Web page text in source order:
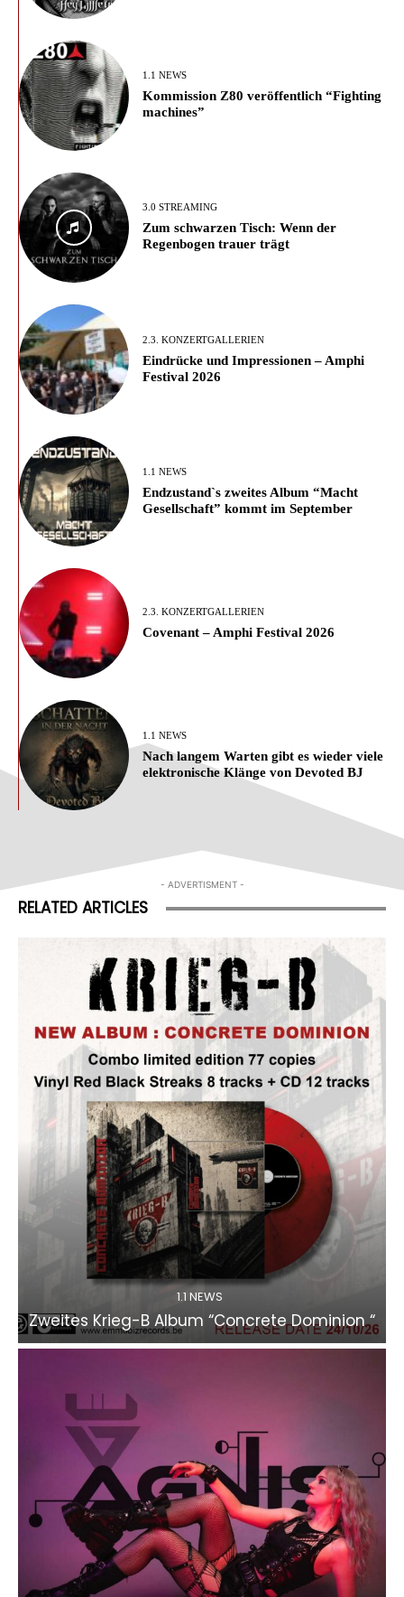
1.1 NEWS
Kommission Z80 veröffentlich “Fighting
machines”
3.0 STREAMING
Zum schwarzen Tisch: Wenn der
Regenbogen trauer trägt
2.3. KONZERTGALLERIEN
Eindrücke und Impressionen – Amphi
Festival 2026
1.1 NEWS
Endzustand`s zweites Album “Macht
Gesellschaft” kommt im September
2.3. KONZERTGALLERIEN
Covenant – Amphi Festival 2026
1.1 NEWS
Nach langem Warten gibt es wieder viele
elektronische Klänge von Devoted BJ
- ADVERTISMENT -
RELATED ARTICLES
1.1 NEWS
Zweites Krieg-B Album “Concrete Dominion “